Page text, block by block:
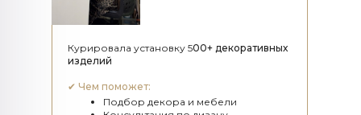
Курировала установку 500+ декоративных
изделий
✔ Чем поможет:
Подбор декора и мебели